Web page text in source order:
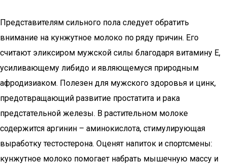
Представителям сильного пола следует обратить
внимание на кунжутное молоко по ряду причин. Его
считают эликсиром мужской силы благодаря витамину Е,
усиливающему либидо и являющемуся природным
афродизиаком. Полезен для мужского здоровья и цинк,
предотвращающий развитие простатита и рака
предстательной железы. В растительном молоке
содержится аргинин – аминокислота, стимулирующая
выработку тестостерона. Оценят напиток и спортсмены:
кунжутное молоко помогает набрать мышечную массу и